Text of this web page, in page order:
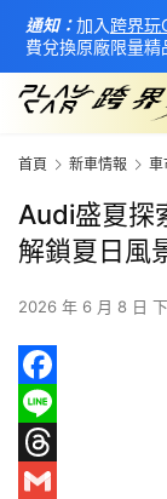
首
首頁 新車情報 車
Audi盛夏探
解鎖夏日風
2026 年 6 月 8 日
F
a
c
L
T
通知：加入 跨界玩
費兌換原廠限量精